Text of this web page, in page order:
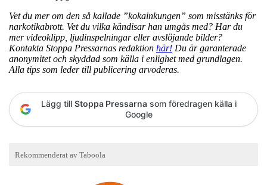
Vet du mer om den så kallade ”kokainkungen” som misstänks för
narkotikabrott. Vet du vilka kändisar han umgås med? Har du
mer videoklipp, ljudinspelningar eller avslöjande bilder?
Kontakta Stoppa Pressarnas redaktion här! Du är garanterade
anonymitet och skyddad som källa i enlighet med grundlagen.
Alla tips som leder till publicering arvoderas.
Lägg till Stoppa Pressarna som föredragen källa i
Google